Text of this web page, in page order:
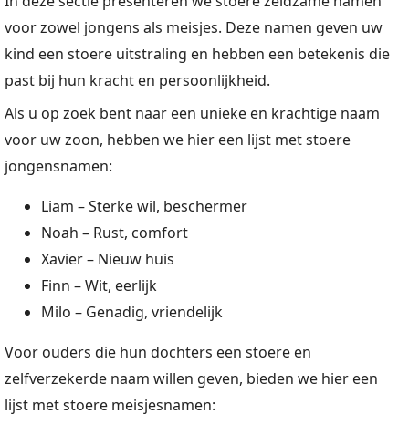
voor zowel jongens als meisjes. Deze namen geven uw
kind een stoere uitstraling en hebben een betekenis die
past bij hun kracht en persoonlijkheid.
Als u op zoek bent naar een unieke en krachtige naam
voor uw zoon, hebben we hier een lijst met stoere
jongensnamen:
Liam – Sterke wil, beschermer
Noah – Rust, comfort
Xavier – Nieuw huis
Finn – Wit, eerlijk
Milo – Genadig, vriendelijk
Voor ouders die hun dochters een stoere en
zelfverzekerde naam willen geven, bieden we hier een
lijst met stoere meisjesnamen: